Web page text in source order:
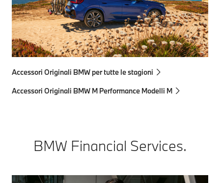
Accessori Originali BMW per tutte le stagioni
Accessori Originali BMW M Performance Modelli M
BMW Financial Services.